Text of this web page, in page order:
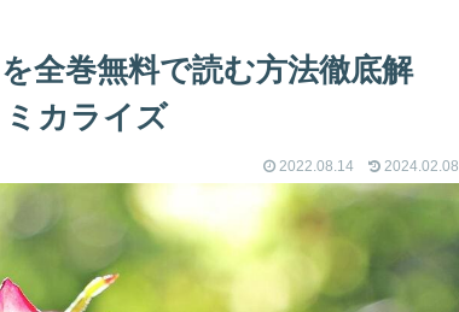
全巻無料で読む方法徹底解
カライズ
2022.08.14 2024.02.08